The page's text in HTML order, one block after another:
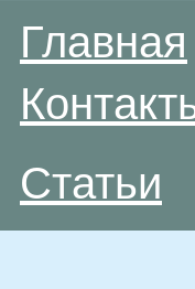
Главная
Статьи